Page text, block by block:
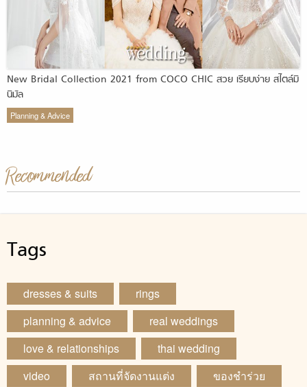
New Bridal Collection 2021 from COCO CHIC สวย เรียบง่าย สไตล์มิ
นิมัล
Planning & Advice
Recommended
Tags
dresses & suits
rings
planning & advice
real weddings
love & relationships
thai wedding
video
สถานที่จัดงานแต่ง
ของชำร่วย